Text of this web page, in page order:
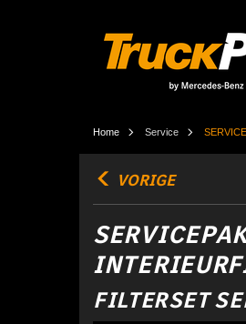
Home Service
VORIGE
FILTERSET